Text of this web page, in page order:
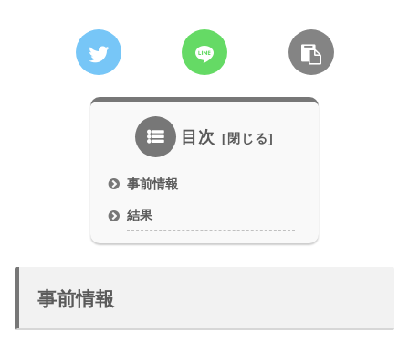
目次
事前情報
結果
事前情報